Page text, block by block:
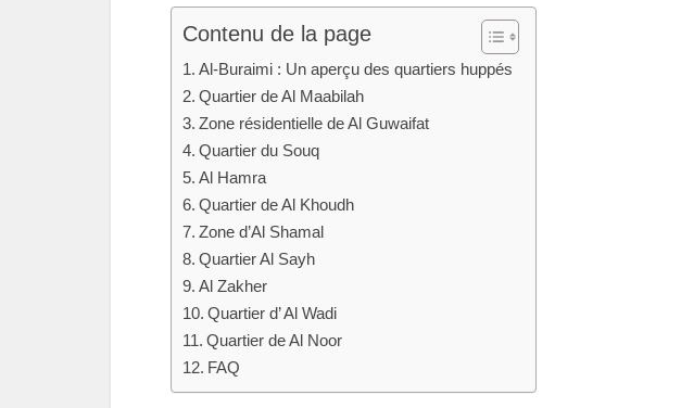
Contenu de la page
Al-Buraimi : Un aperçu des quartiers huppés
Quartier de Al Maabilah
Zone résidentielle de Al Guwaifat
Quartier du Souq
Al Hamra
Quartier de Al Khoudh
Zone d’Al Shamal
Quartier Al Sayh
Al Zakher
Quartier d’ Al Wadi
Quartier de Al Noor
FAQ